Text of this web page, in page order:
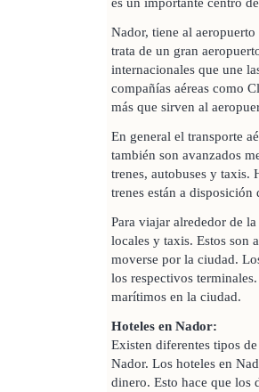
Nador, tiene al
trata de un gran
internacionales que une
compañías aéreas como
más que sirven al
En general el transporte
también son avanzados
trenes, autobuses y taxis.
trenes están a disposición
Para viajar alrededor de
locales y taxis. Estos son
moverse por la ciudad.
los respectivos
marítimos en la ciudad.
Hoteles en Nador:
Existen diferentes tipos
Nador. Los hoteles en
dinero. Esto hace que los